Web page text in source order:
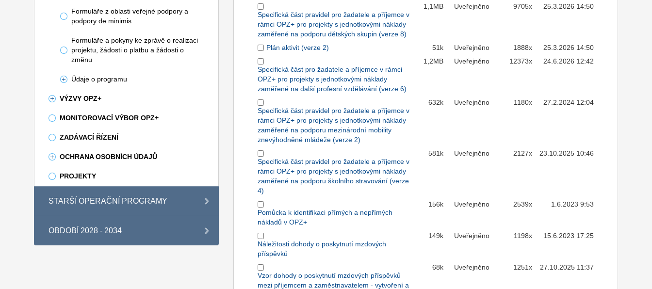
Formuláře z oblasti veřejné podpory a
podpory de minimis
Formuláře a pokyny ke zprávě o realizaci
projektu, žádosti o platbu a žádosti o
změnu
Údaje o programu
VÝZVY OPZ+
MONITOROVACÍ VÝBOR OPZ+
ZADÁVACÍ ŘÍZENÍ
OCHRANA OSOBNÍCH ÚDAJŮ
PROJEKTY
STARŠÍ OPERAČNÍ PROGRAMY
OBDOBÍ 2028 - 2034
Specifická část pravidel pro žadatele a příjemce v
rámci OPZ+ pro projekty s jednotkovými náklady
zaměřené na podporu dětských skupin (verze 8)
1,1MB Uveřejněno 9705x 25.3.2026 14:50
Plán aktivit (verze 2) 51k Uveřejněno 1888x 25.3.2026 14:50
Specifická část pro žadatele a příjemce v rámci
OPZ+ pro projekty s jednotkovými náklady
zaměřené na další profesní vzdělávání (verze 6)
1,2MB Uveřejněno 12373x 24.6.2026 12:42
Specifická část pravidel pro žadatele a příjemce v
rámci OPZ+ pro projekty s jednotkovými náklady
zaměřené na podporu mezinárodní mobility
znevýhodněné mládeže (verze 2)
632k Uveřejněno 1180x 27.2.2024 12:04
Specifická část pravidel pro žadatele a příjemce v
rámci OPZ+ pro projekty s jednotkovými náklady
zaměřené na podporu školního stravování (verze
4)
581k Uveřejněno 2127x 23.10.2025 10:46
Pomůcka k identifikaci přímých a nepřímých
nákladů v OPZ+
156k Uveřejněno 2539x 1.6.2023 9:53
Náležitosti dohody o poskytnutí mzdových
příspěvků
149k Uveřejněno 1198x 15.6.2023 17:25
Vzor dohody o poskytnutí mzdových příspěvků
mezi příjemcem a zaměstnavatelem - vytvoření a
68k Uveřejněno 1251x 27.10.2025 11:37